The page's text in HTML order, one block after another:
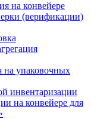
на конвейере
(верификации)
на упаковочных
инвентаризации
на конвейере для